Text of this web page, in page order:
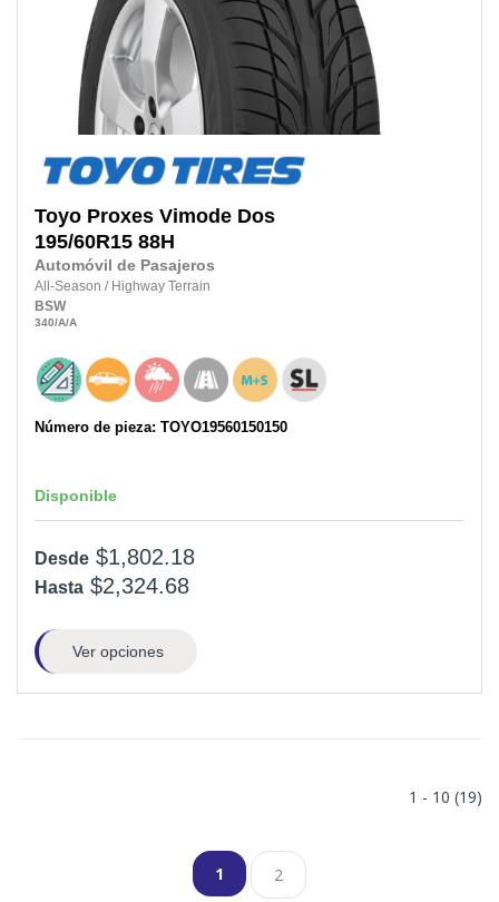
Toyo Proxes Vimode Dos
195/60R15 88H
Automóvil de Pasajeros
All-Season / Highway Terrain
BSW
340/A/A
Número de pieza: TOYO19560150150
Disponible
Desde $1,802.18
Hasta $2,324.68
Ver opciones
1 - 10 (19)
1 2